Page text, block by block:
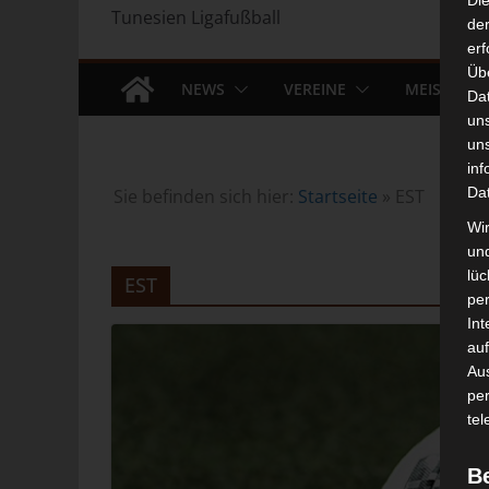
Tunesien Ligafußball
NEWS VEREINE
Sie befinden sich hier: Startseite » EST
EST